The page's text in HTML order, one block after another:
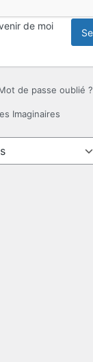
de moi
de passe oublié ?
Imaginaires